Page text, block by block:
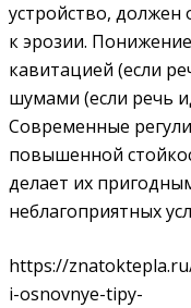
устройство, должен
к эрозии.
кавитацией (если
шумами (если речь
Современные
повышенной
делает их
неблагоприятных
https://
i-osnovnye-tipy-